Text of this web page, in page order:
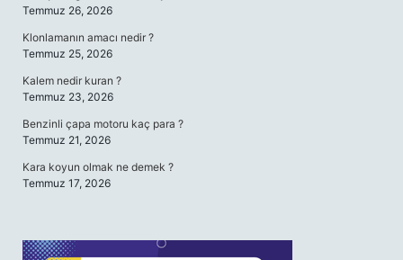
Temmuz 26, 2026
Klonlamanın amacı nedir ?
Temmuz 25, 2026
Kalem nedir kuran ?
Temmuz 23, 2026
Benzinli çapa motoru kaç para ?
Temmuz 21, 2026
Kara koyun olmak ne demek ?
Temmuz 17, 2026